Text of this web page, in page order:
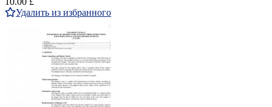
Удалить из избранного